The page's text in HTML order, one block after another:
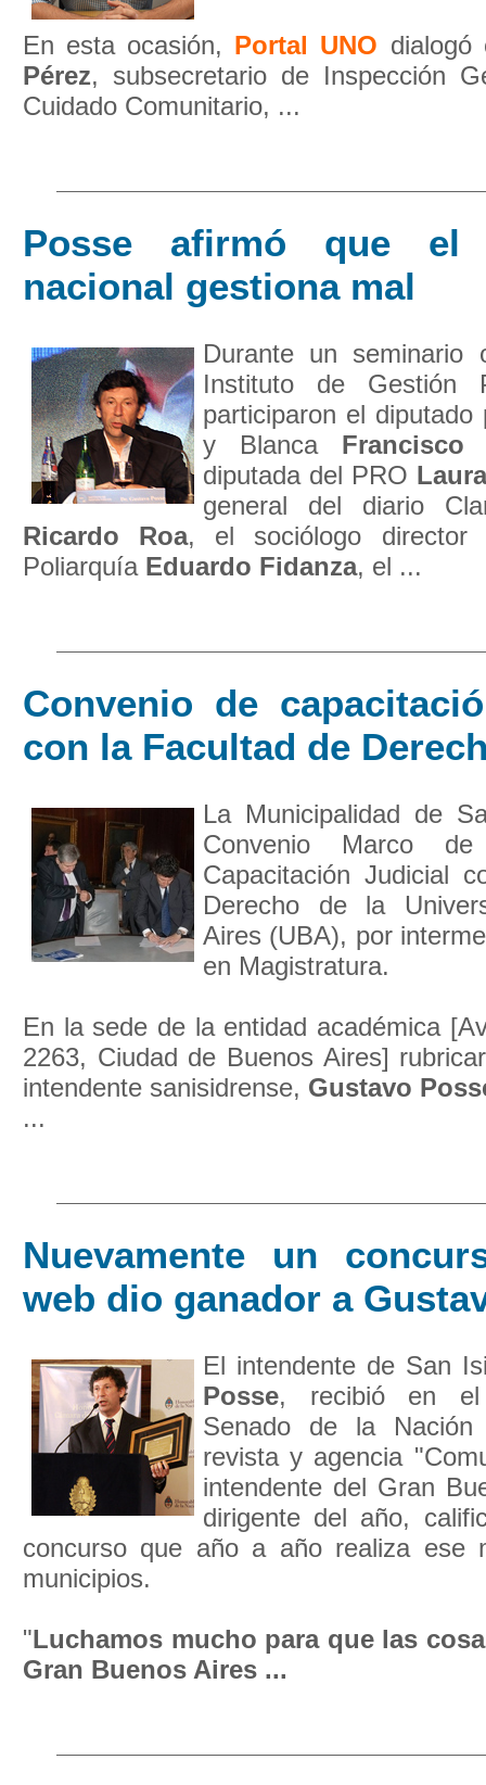
En esta ocasión, Portal UNO
Pérez, subsecretario de Inspección
Cuidado Comunitario, ...
Posse afirmó que el
nacional gestiona mal
Durante un seminario
Instituto de Gestión
participaron el diputado
y Blanca Francisco
diputada del PRO
general del diario
Ricardo Roa, el sociólogo director
Poliarquía Eduardo Fidanza, el ...
Convenio de
con la Facultad de
La Municipalidad de
Convenio Marco
Capacitación Judicial
Derecho de la
Aires (UBA), por
en Magistratura.
En la sede de la entidad académica
2263, Ciudad de Buenos Aires]
intendente sanisidrense, Gustavo
...
Nuevamente un
web dio ganador a
El intendente de San
Posse, recibió en
Senado de la
revista y agencia
intendente del Gran
dirigente del año,
concurso que año a año realiza ese
municipios.
"Luchamos mucho para que las
Gran Buenos Aires ...